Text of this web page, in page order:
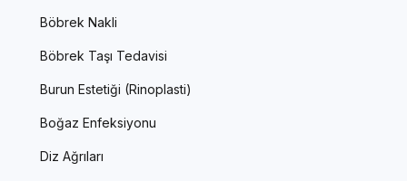
Böbrek Nakli
Böbrek Taşı Tedavisi
Burun Estetiği (Rinoplasti)
Boğaz Enfeksiyonu
Diz Ağrıları